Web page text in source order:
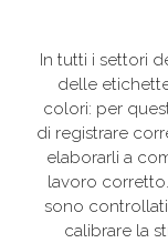
In tutti i settori
delle
colori: per
di registrare
elaborarli a
lavoro
sono
calibrare la